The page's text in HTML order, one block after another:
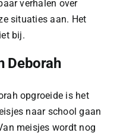
verhalen over
situaties aan. Het
bij.
Deborah
opgroeide is het
naar school gaan
meisjes wordt nog